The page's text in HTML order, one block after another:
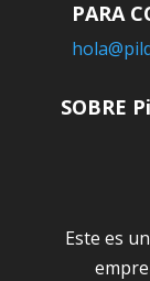
PARA
SOBRE
Este es